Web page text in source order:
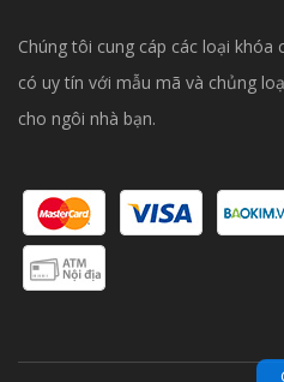
Chúng tôi cung cáp các loại khóa
có uy tín với mẫu mã và chủng
cho ngôi nhà bạn.